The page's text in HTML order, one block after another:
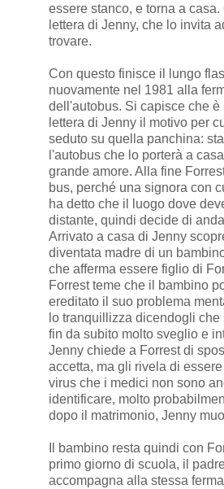
essere stanco, e torna a
lettera di Jenny, che lo invita
trovare.
Con questo finisce il lungo
nuovamente nel 1981 alla
dell'autobus. Si capisce che è
lettera di Jenny il motivo per
seduto su quella panchina:
l'autobus che lo porterà a
grande amore. Alla fine
bus, perché una signora con
ha detto che il luogo dove
distante, quindi decide di
Arrivato a casa di Jenny
diventata madre di un
che afferma essere figlio di
Forrest teme che il bambino
ereditato il suo problema
lo tranquillizza dicendogli che
fin da subito molto sveglio e
Jenny chiede a Forrest di
accetta, ma gli rivela di
virus che i medici non sono
identificare, molto
dopo il matrimonio, Jenny
Il bambino resta quindi con
primo giorno di scuola, il
accompagna alla stessa